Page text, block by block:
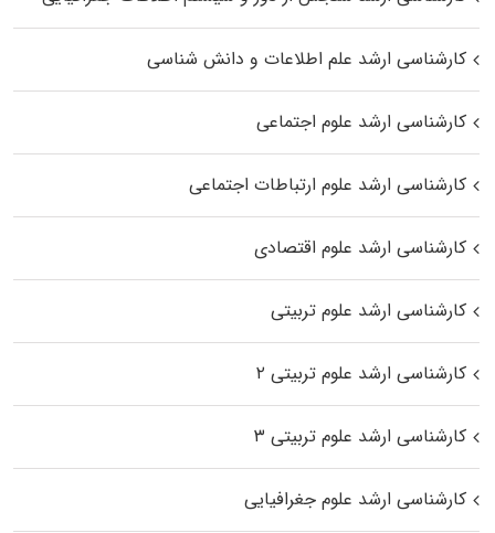
کارشناسی ارشد علم اطلاعات و دانش شناسی
کارشناسی ارشد علوم اجتماعی
کارشناسی ارشد علوم ارتباطات اجتماعی
کارشناسی ارشد علوم اقتصادی
کارشناسی ارشد علوم تربیتی
کارشناسی ارشد علوم تربیتی ۲
کارشناسی ارشد علوم تربیتی ۳
کارشناسی ارشد علوم جغرافیایی